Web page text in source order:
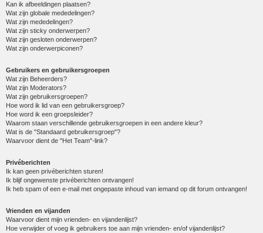
Kan ik afbeeldingen plaatsen?
Wat zijn globale mededelingen?
Wat zijn mededelingen?
Wat zijn sticky onderwerpen?
Wat zijn gesloten onderwerpen?
Wat zijn onderwerpiconen?
Gebruikers en gebruikersgroepen
Wat zijn Beheerders?
Wat zijn Moderators?
Wat zijn gebruikersgroepen?
Hoe word ik lid van een gebruikersgroep?
Hoe word ik een groepsleider?
Waarom staan verschillende gebruikersgroepen in een andere kleur?
Wat is de "Standaard gebruikersgroep"?
Waarvoor dient de "Het Team"-link?
Privéberichten
Ik kan geen privéberichten sturen!
Ik blijf ongewenste privéberichten ontvangen!
Ik heb spam of een e-mail met ongepaste inhoud van iemand op dit forum ontvangen!
Vrienden en vijanden
Waarvoor dient mijn vrienden- en vijandenlijst?
Hoe verwijder of voeg ik gebruikers toe aan mijn vrienden- en/of vijandenlijst?